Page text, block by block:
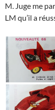
M. Juge me
LM qu’il a